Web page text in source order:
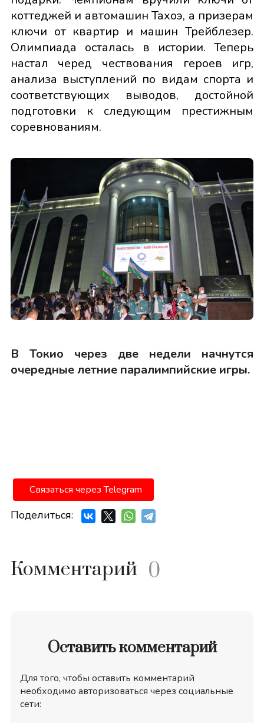
коттеджей и автомашин Тахоэ, а призерам
ключи от квартир и машин Трейблезер.
Олимпиада осталась в истории. Теперь
настал черед чествования героев игр,
анализа выступлений по видам спорта и
соответствующих выводов, достойной
подготовки к следующим престижным
соревнованиям.
В Токио через две недели начнутся
очередные летние паралимпийские игры.
Связаться через Telegram
Поделиться:
Комментарий 0
Оставить комментарий
Для того, чтобы оставить комментарий
необходимо авторизоваться через социальные
сети: